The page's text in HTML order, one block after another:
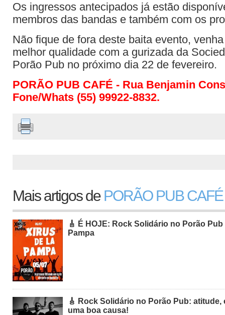
Os ingressos antecipados já estão
membros das bandas e também com os
Não fique de fora deste baita evento,
melhor qualidade com a gurizada da
Porão Pub no próximo dia 22 de fevereiro.
PORÃO PUB CAFÉ - Rua Benjamin
Fone/Whats (55) 99922-8832.
Mais artigos de PORÃO PUB CAFÉ
🎸 É HOJE: Rock Solidário no Porão
Pampa
🎸 Rock Solidário no Porão Pub: atitude,
uma boa causa!